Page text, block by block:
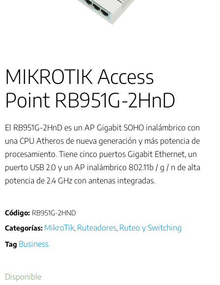
MIKROTIK Access
Point RB951G-2HnD
El RB951G-2HnD es un AP Gigabit SOHO inalámbrico con
una CPU Atheros de nueva generación y más potencia de
procesamiento. Tiene cinco puertos Gigabit Ethernet, un
puerto USB 2.0 y un AP inalámbrico 802.11b / g / n de alta
potencia de 2.4 GHz con antenas integradas.
Código: RB951G-2HND
Categorías: MikroTik Ruteadores Ruteo y Switching
Tag Business
Disponible